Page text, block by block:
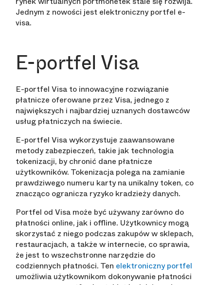
Jednym z nowości jest elektroniczny portfel e-
visa.
E-portfel Visa
E-portfel Visa to innowacyjne rozwiązanie
płatnicze oferowane przez Visa, jednego z
największych i najbardziej uznanych dostawców
usług płatniczych na świecie.
E-portfel Visa wykorzystuje zaawansowane
metody zabezpieczeń, takie jak technologia
tokenizacji, by chronić dane płatnicze
użytkowników. Tokenizacja polega na zamianie
prawdziwego numeru karty na unikalny token, co
znacząco ogranicza ryzyko kradzieży danych.
Portfel od Visa może być używany zarówno do
płatności online, jak i offline. Użytkownicy mogą
skorzystać z niego podczas zakupów w sklepach,
restauracjach, a także w internecie, co sprawia,
że jest to wszechstronne narzędzie do
codziennych płatności. Ten elektroniczny portfel
umożliwia użytkownikom dokonywanie płatności